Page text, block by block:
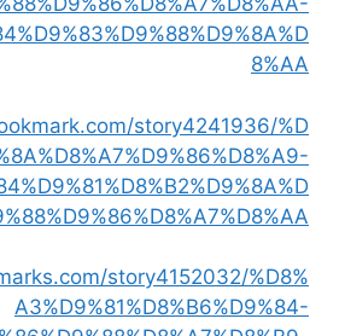
8%AA
story4241936/%D
story4152032/%D8%
A3%D9%81%D8%B6%D9%84-